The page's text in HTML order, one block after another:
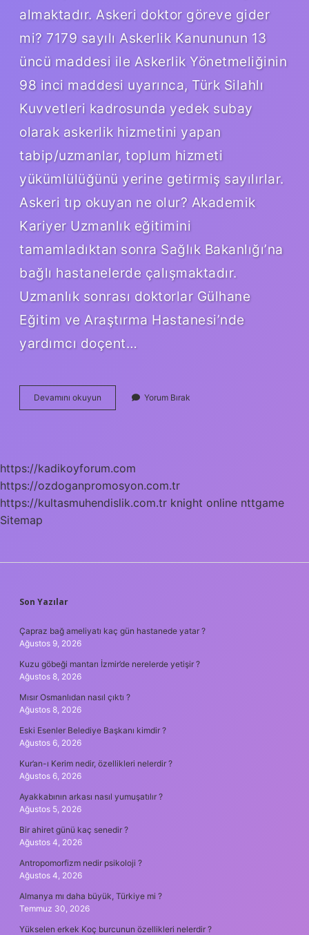
almaktadır. Askeri doktor göreve gider
mi? 7179 sayılı Askerlik Kanununun 13
üncü maddesi ile Askerlik Yönetmeliğinin
98 inci maddesi uyarınca, Türk Silahlı
Kuvvetleri kadrosunda yedek subay
olarak askerlik hizmetini yapan
tabip/uzmanlar, toplum hizmeti
yükümlülüğünü yerine getirmiş sayılırlar.
Askeri tıp okuyan ne olur? Akademik
Kariyer Uzmanlık eğitimini
tamamladıktan sonra Sağlık Bakanlığı’na
bağlı hastanelerde çalışmaktadır.
Uzmanlık sonrası doktorlar Gülhane
Eğitim ve Araştırma Hastanesi’nde
yardımcı doçent…
Devamını okuyun
Doktorlar
Yorum Bırak
https://kadikoyforum.com
https://ozdoganpromosyon.com.tr
https://kultasmuhendislik.com.tr knight online nttgame
Sitemap
SIDEBAR
Son Yazılar
Çapraz bağ ameliyatı kaç gün hastanede yatar ?
Ağustos 9, 2026
Kuzu göbeği mantarı İzmir’de nerelerde yetişir ?
Ağustos 8, 2026
Mısır Osmanlıdan nasıl çıktı ?
Ağustos 8, 2026
Eski Esenler Belediye Başkanı kimdir ?
Ağustos 6, 2026
Kur’an-ı Kerim nedir, özellikleri nelerdir ?
Ağustos 6, 2026
Ayakkabının arkası nasıl yumuşatılır ?
Ağustos 5, 2026
Bir ahiret günü kaç senedir ?
Ağustos 4, 2026
Antropomorfizm nedir psikoloji ?
Ağustos 4, 2026
Almanya mı daha büyük, Türkiye mi ?
Temmuz 30, 2026
Yükselen erkek Koç burcunun özellikleri nelerdir ?